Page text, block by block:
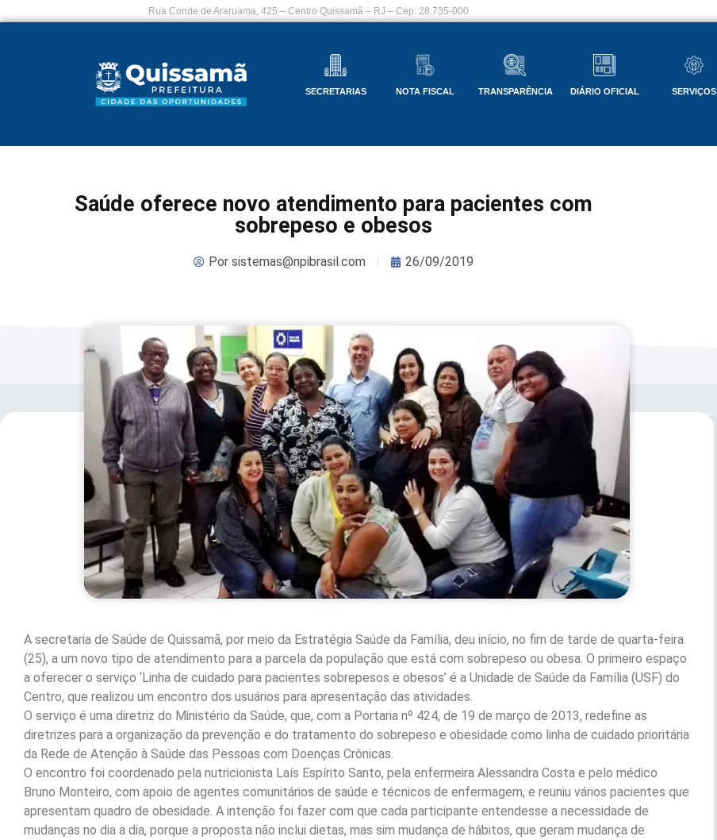
Rua Conde de Araruama, 425 – Centro Quissamã – RJ – Cep: 28.735-000
SECRETARIAS NOTA FISCAL TRANSPARÊNCIA DIÁRIO OFICIAL SERVIÇOS
Saúde oferece novo atendimento para pacientes com
sobrepeso e obesos
Porsistemas@npibrasil.com 26/09/2019
A secretaria de Saúde de Quissamã, por meio da Estratégia Saúde da Família, deu início, no fim de tarde de quarta-feira
(25), a um novo tipo de atendimento para a parcela da população que está com sobrepeso ou obesa. O primeiro espaço
a oferecer o serviço ‘Linha de cuidado para pacientes sobrepesos e obesos’ é a Unidade de Saúde da Família (USF) do
Centro, que realizou um encontro dos usuários para apresentação das atividades.
O serviço é uma diretriz do Ministério da Saúde, que, com a Portaria nº 424, de 19 de março de 2013, redefine as
diretrizes para a organização da prevenção e do tratamento do sobrepeso e obesidade como linha de cuidado prioritária
da Rede de Atenção à Saúde das Pessoas com Doenças Crônicas.
O encontro foi coordenado pela nutricionista Laís Espírito Santo, pela enfermeira Alessandra Costa e pelo médico
Bruno Monteiro, com apoio de agentes comunitários de saúde e técnicos de enfermagem, e reuniu vários pacientes que
apresentam quadro de obesidade. A intenção foi fazer com que cada participante entendesse a necessidade de
mudanças no dia a dia, porque a proposta não inclui dietas, mas sim mudança de hábitos, que geram mudança de